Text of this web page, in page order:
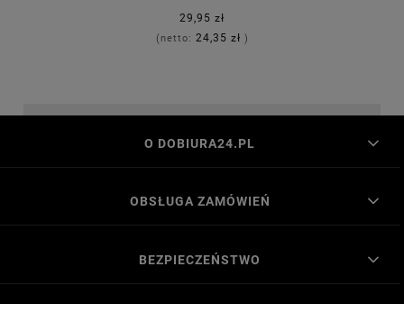
29,95 zł
(netto: 24,35 zł )
O DOBIURA24.PL
OBSŁUGA ZAMÓWIEŃ
BEZPIECZEŃSTWO